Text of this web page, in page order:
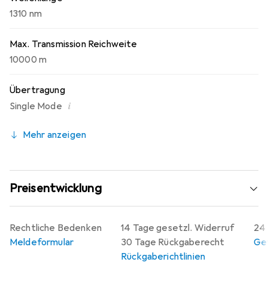
1310 nm
Max. Transmission Reichweite
10000 m
Übertragung
Single Mode i
Mehr anzeigen
Preisentwicklung
14 Tage gesetzl. Widerruf
30 Tage Rückgaberecht
Rückgaberichtlinien
24
Rechtliche Bedenken
Meldeformular